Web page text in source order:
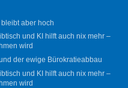
aber hoch
und KI hilft auch nix mehr –
wird
der ewige Bürokratieabbau
und KI hilft auch nix mehr –
wird